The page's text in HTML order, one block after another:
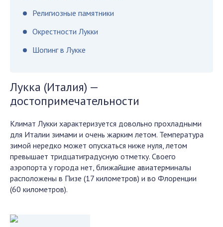
Религиозные памятники
Окрестности Лукки
Шопинг в Лукке
Лукка (Италия) —
достопримечательности
Климат Лукки характеризуется довольно прохладными
для Италии зимами и очень жарким летом. Температура
зимой нередко может опускаться ниже нуля, летом
превышает тридцатиградусную отметку. Своего
аэропорта у города нет, ближайшие авиатерминалы
расположены в Пизе (17 километров) и во Флоренции
(60 километров).